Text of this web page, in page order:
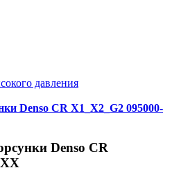
давления
Denso CR X1_X2_G2 095000-
Denso CR